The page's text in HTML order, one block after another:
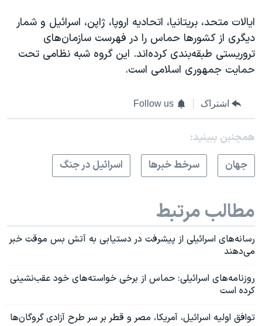
ایالات متحد، بریتانیا، اتحادیه اروپا، ژاپن، اسرائیل و شمار
دیگری از کشورها حماس را در فهرست سازمان‌های
تروریستی طبقه‌بندی کرده‌اند. این گروه شبه نظامی تحت
حمایت جمهوری اسلامی است.
اشتراک Follow us
همچنبن ببینید:
جهان
سرخط خبرها اسرائیل در جنگ
مطالب مرتبط
رسانه‌های اسرائیلی از پیشرفت در دستیابی به آتش بس موقت خبر
می‌دهند
روزنامه‌های اسرائیلی: حماس از برخی خواسته‌های خود عقب‌نشینی
کرده است
توافق اولیه اسرائیل، آمریکا، مصر و قطر بر سر طرح آزادی گروگان‌ها